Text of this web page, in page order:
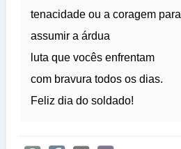
tenacidade ou a coragem para
assumir a árdua
luta que vocês enfrentam
com bravura todos os dias.
Feliz dia do soldado!